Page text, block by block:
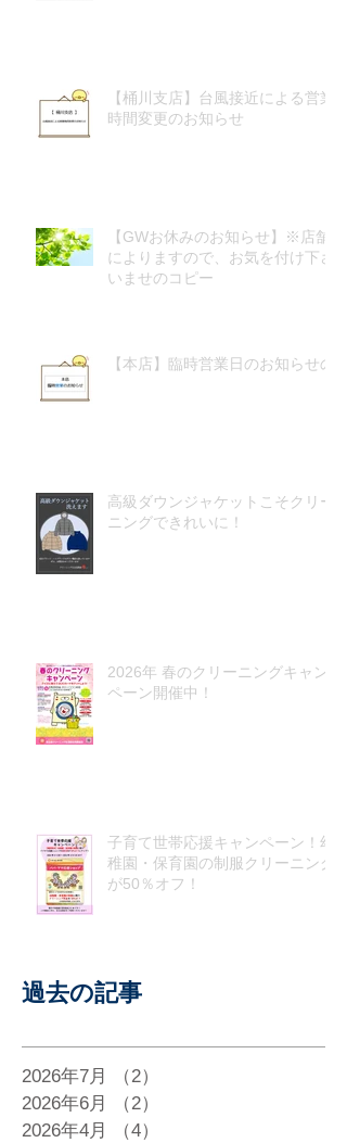
【桶川支店】台風接近による営業
時間変更のお知らせ
【GWお休みのお知らせ】※店舗
によりますので、お気を付け下さ
いませのコピー
【本店】臨時営業日のお知らせの
高級ダウンジャケットこそクリー
ニングできれいに！
2026年 春のクリーニングキャン
ペーン開催中！
子育て世帯応援キャンペーン！幼
稚園・保育園の制服クリーニング
が50％オフ！
過去の記事
2026年7月 （2）
2026年6月
（2）
2026年4月
（4）